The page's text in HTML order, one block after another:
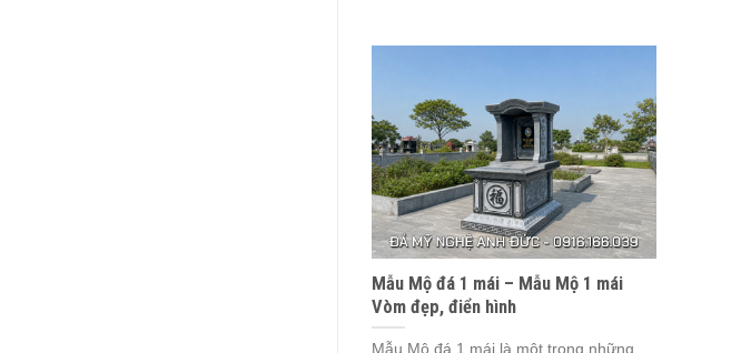
Mẫu Mộ đá 1 mái – Mẫu Mộ 1 mái
Vòm đẹp, điển hình
Mẫu Mộ đá 1 mái là một trong những